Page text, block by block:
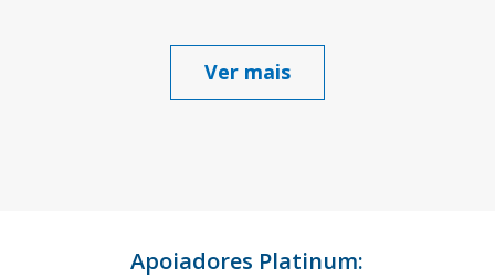
Ver mais
Apoiadores Platinum: